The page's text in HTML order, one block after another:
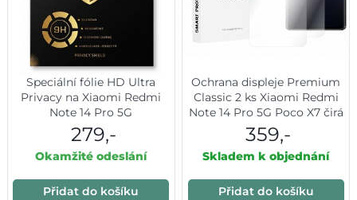
Speciální fólie HD Ultra
Privacy na Xiaomi Redmi
Note 14 Pro 5G
279,-
Okamžité odeslání
Přidat do košíku
Ochrana displeje Premium
Classic 2 ks Xiaomi Redmi
Note 14 Pro 5G Poco X7 čirá
359,-
Skladem k objednání
Přidat do košíku